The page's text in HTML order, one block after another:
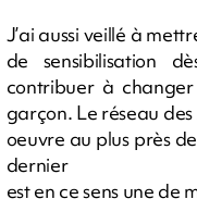
J’ai aussi veillé à
de sensibilisation
contribuer à
garçon. Le réseau
oeuvre au plus près
dernier
est en ce sens une de